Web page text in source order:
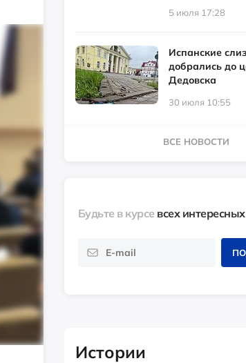
5 июля 17:28
Испанские
добрались до
Дедовска
30 июля 10:55
ВСЕ НОВОСТИ
Будьте в курсе всех
Истории